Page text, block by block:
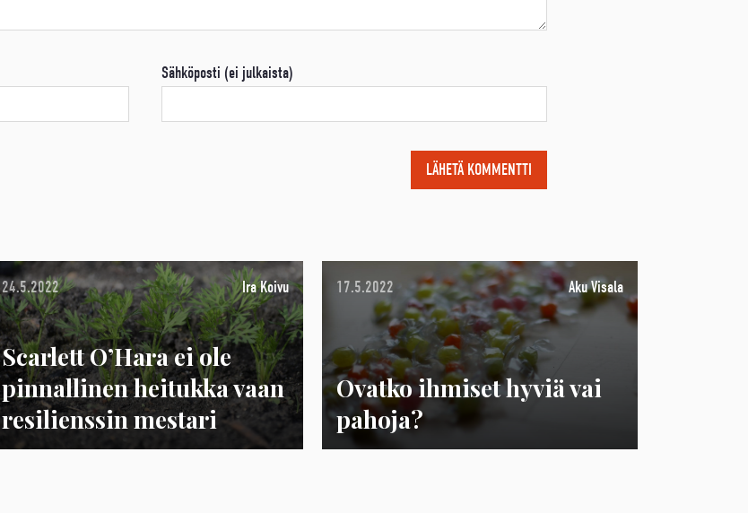
Sähköposti (ei julkaista)
24.5.2022 Ira Koivu
Scarlett O’Hara ei ole
pinnallinen heitukka vaan
resilienssin mestari
17.5.2022 Aku Visala
Ovatko ihmiset hyviä vai
pahoja?